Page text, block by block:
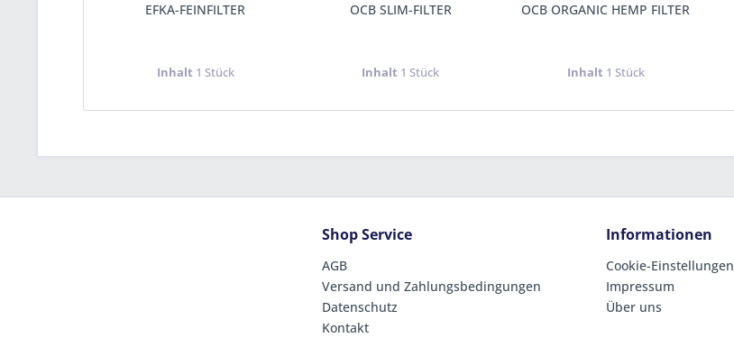
EFKA-FEINFILTER
Inhalt 1 Stück
OCB SLIM-FILTER
Inhalt 1 Stück
OCB ORGANIC HEMP FILTER
Inhalt 1 Stück
Shop Service
AGB
Versand und Zahlungsbedingungen
Datenschutz
Kontakt
Informationen
Cookie-Einstellungen
Impressum
Über uns